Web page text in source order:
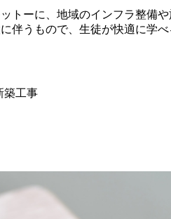
トーに、地域のインフラ整備
伴うもので、生徒が快適に学べ
築工事